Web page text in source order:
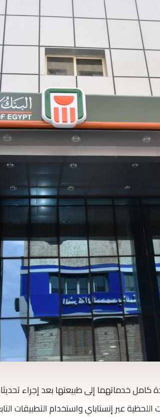
كامل خدماتهما إلى طبيعتها بعد إجراء
عبر إنستاباي واستخدام التطبيقات